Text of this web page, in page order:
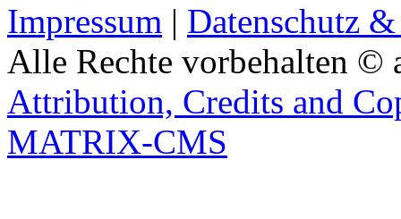
Impressum | Datenschutz
Alle Rechte vorbehalten ©
Attribution, Credits and
MATRIX-CMS